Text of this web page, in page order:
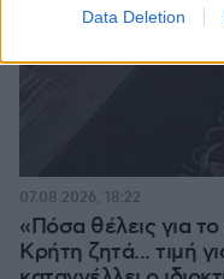
Data Deletion
«Πόσα θέλεις για
Κρήτη ζητά... τιμή
07.08.2026, 18:22